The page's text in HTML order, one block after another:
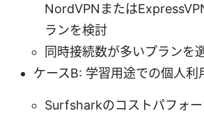
NordVPNまたは
ランを検討
同時接続数が多いプランを
ケースB: 学習用途での個人利
Surfsharkのコストパフォ